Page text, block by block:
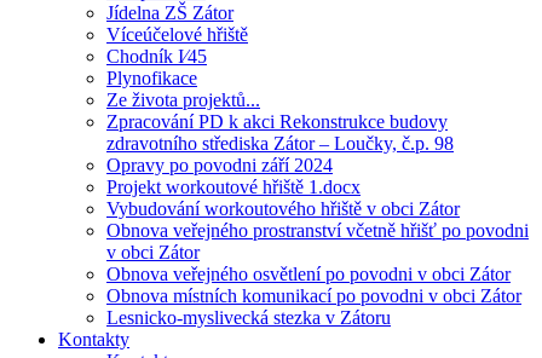
Jídelna ZŠ Zátor
Víceúčelové hřiště
Chodník I⁄45
Plynofikace
Ze života projektů...
Zpracování PD k akci Rekonstrukce budovy
zdravotního střediska Zátor – Loučky, č.p. 98
Opravy po povodni září 2024
Projekt workoutové hřiště 1.docx
Vybudování workoutového hřiště v obci Zátor
Obnova veřejného prostranství včetně hřišť po povodni
v obci Zátor
Obnova veřejného osvětlení po povodni v obci Zátor
Obnova místních komunikací po povodni v obci Zátor
Lesnicko-myslivecká stezka v Zátoru
Kontakty